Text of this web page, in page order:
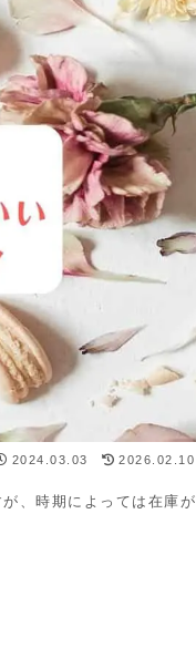
2024.03.03 2026.02.10
、時期によっては在庫が